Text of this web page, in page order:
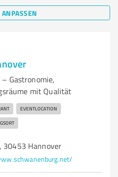
ANPASSEN
Gastronomie,
mit Qualität
EVENTLOCATION
30453 Hannover